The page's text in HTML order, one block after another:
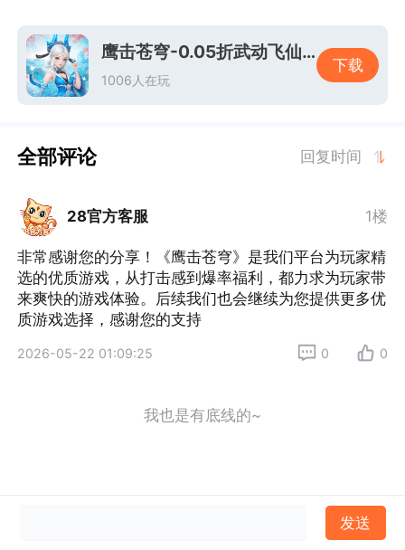
鹰击苍穹-0.05折武动飞仙-混服
1006人在玩
下载
全部评论 回复时间
28官方客服 1楼
非常感谢您的分享！《鹰击苍穹》是我们平台为玩家精
选的优质游戏，从打击感到爆率福利，都力求为玩家带
来爽快的游戏体验。后续我们也会继续为您提供更多优
质游戏选择，感谢您的支持
2026-05-22 01:09:25 0 0
我也是有底线的~
发送